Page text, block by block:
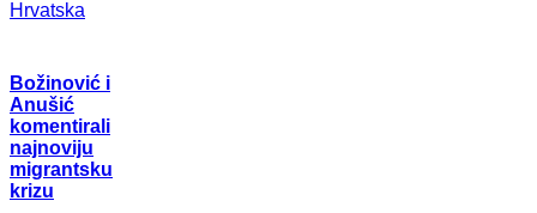
Hrvatska
Božinović i
Anušić
komentirali
najnoviju
migrantsku
krizu